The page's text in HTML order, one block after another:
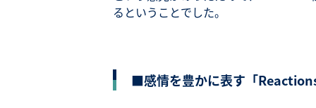
るということでした。
■感情を豊かに表す「